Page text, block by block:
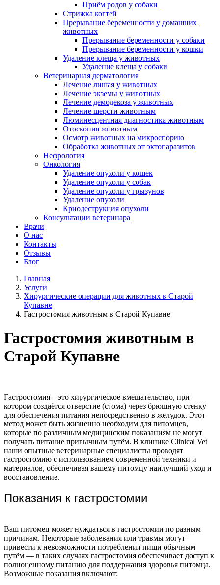
Приём родов у собаки
Стрижка когтей
Прерывание беременности у домашних
животных
Прерывание беременности у собаки
Прерывание беременности у кошки
Удаление клеща у животных
Удаление клеща у собаки
Ветеринарная дерматология
Лечение лишая у животных
Лечение экземы у животных
Лечение демодекоза у животных
Лечение шерсти животным
Люминесцентная диагностика животным
Отоскопия животным
Осмотр животных на микроспорию
Обработка животных от эктопаразитов
Нефрология
Онкология
Удаление опухоли у кошек
Удаление опухоли у собак
Удаление опухоли у грызунов
Удаление опухоли
Криодеструкция опухоли
Консультации ветеринара
Врачи
О нас
Контакты
Отзывы
Блог
Главная
Услуги
Хирургические операции для животных в Старой
Купавне
Гастростомия животным в Старой Купавне
Гастростомия животным в
Старой Купавне
Гастростомия – это хирургическое вмешательство, при
котором создаётся отверстие (стома) через брюшную стенку
для обеспечения питания непосредственно в желудок. Этот
метод может быть жизненно необходим для питомцев,
которые по различным медицинским показаниям не могут
получать питание привычным путём. В клинике Clinical Vet
наши опытные ветеринарные специалисты проводят
гастростомию с использованием современной техники и
материалов, обеспечивая вашему питомцу наилучший уход и
восстановление.
Показания к гастростомии
Ваш питомец может нуждаться в гастростомии по разным
причинам. Некоторые заболевания или травмы могут
привести к невозможности потребления пищи обычным
путём — в таких случаях гастростомия обеспечивает доступ к
полноценному питанию для поддержания здоровья питомца.
Возможные показания включают: